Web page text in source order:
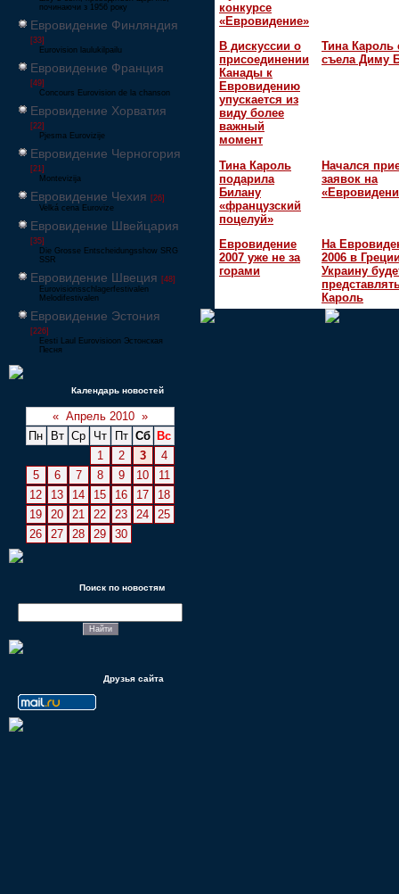
починаючи з 1956 року
Евровидение Финляндия
[33]
Eurovision laulukilpailu
Евровидение Франция
[49]
Concours Eurovision de la chanson
Евровидение Хорватия
[22]
Pjesma Eurovizije
Евровидение Черногория
[21]
Montevizija
Евровидение Чехия [26]
Velká cena Eurovize
Евровидение Швейцария
[35]
Die Grosse Entscheidungsshow SRG
SSR
Евровидение Швеция [48]
Eurovisionsschlagerfestivalen
Melodifestivalen
Евровидение Эстония
[226]
Eesti Laul Eurovisioon Эстонская
Песня
Календарь новостей
« Апрель 2010 »
Пн
Вт Ср Чт Пт Сб
Вс
1
2 3
4
5
6 7 8 9 10
11
12
13 14 15 16 17
18
19
20 21 22 23 24
25
26
27 28 29 30
Поиск по новостям
Друзья сайта
конкурсе
«Евровидение»
В дискуссии о
присоединении
Канады к
Евровидению
упускается из
виду более
важный
момент
Тина Кароль
съела Диму
Тина Кароль
подарила
Билану
«французский
поцелуй»
Начался
заявок на
Евровидение
2007 уже не за
горами
На
2006 в
Украину
Кароль